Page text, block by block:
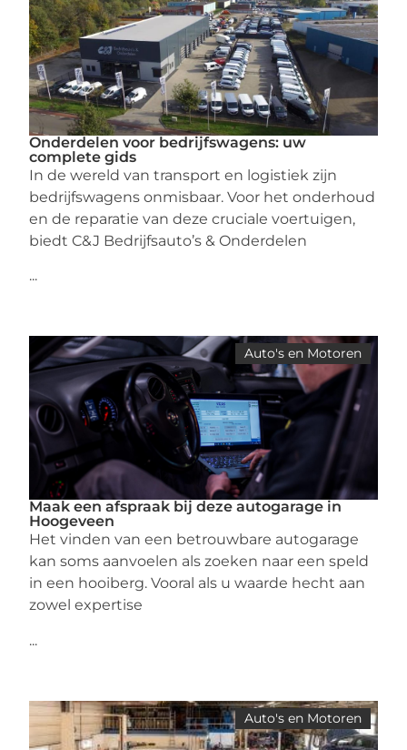
Onderdelen voor bedrijfswagens: uw
complete gids
In de wereld van transport en logistiek zijn
bedrijfswagens onmisbaar. Voor het onderhoud
en de reparatie van deze cruciale voertuigen,
biedt C&J Bedrijfsauto’s & Onderdelen
...
Auto's en Motoren
Maak een afspraak bij deze autogarage in
Hoogeveen
Het vinden van een betrouwbare autogarage
kan soms aanvoelen als zoeken naar een speld
in een hooiberg. Vooral als u waarde hecht aan
zowel expertise
...
Auto's en Motoren